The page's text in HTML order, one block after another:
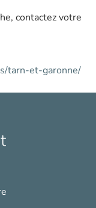
contactez votre
tarn-et-garonne/